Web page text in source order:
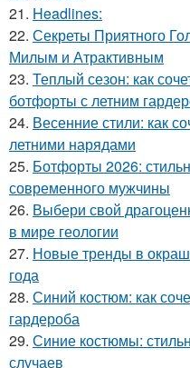
21. Headlines:
22. Секреты Приятного
Милым и Атрактивным
23. Теплый сезон: как
ботфорты с летним
24. Весенние стили: как
летними нарядами
25. Ботфорты 2026:
современного мужчины
26. Выбери свой
в мире геологии
27. Новые тренды в
года
28. Синий костюм: как
гардероба
29. Синие костюмы:
случаев